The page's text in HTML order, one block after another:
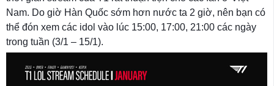
Nam. Do giờ Hàn Quốc sớm hơn nước ta 2 giờ, nên bạn có
thể đón xem các idol vào lúc 15:00, 17:00, 21:00 các ngày
trong tuần (3/1 – 15/1).